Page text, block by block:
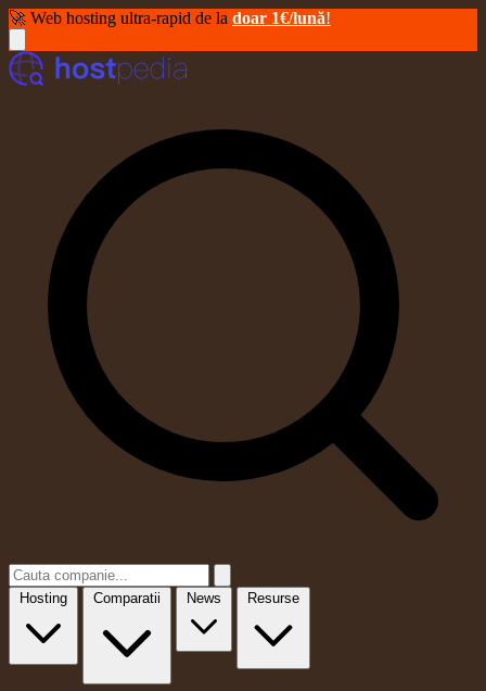
🚀 Web hosting ultra-rapid de la doar 1€/lună!
Hosting Comparatii News Resurse